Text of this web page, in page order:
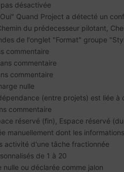
désactivée
Quand Project a détecté un
du prédecesseur pilotant,
de l'onglet "Format" groupe
commentaire
commentaire
commentaire
nulle
(entre projets) est liée à
commentaire
réservé (fin), Espace réservé
manuellement dont les
activité d'une tâche fractionnée
de 1 à 20
nulle ou déclarée comme jalon